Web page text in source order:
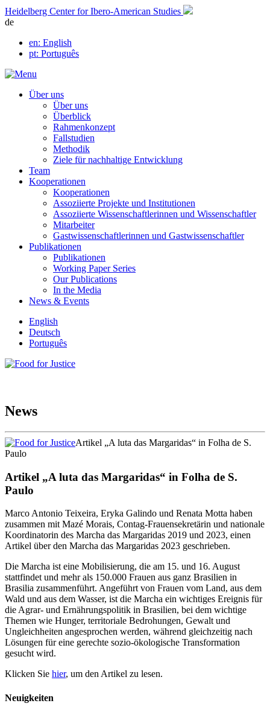
Skip
to
Heidelberg Center for Ibero-American Studies
de
en: English
pt: Português
Über uns
Über uns
Überblick
Rahmenkonzept
Fallstudien
Methodik
Ziele für nachhaltige Entwicklung
Team
Kooperationen
Kooperationen
Assoziierte Projekte und Institutionen
Assoziierte Wissenschaftlerinnen und Wissenschaftler
Mitarbeiter
Gastwissenschaftlerinnen und Gastwissenschaftler
Publikationen
Publikationen
Working Paper Series
Our Publications
In the Media
News & Events
English
Deutsch
Português
News
Artikel „A luta das Margaridas“ in Folha de S.
Paulo
Artikel „A luta das Margaridas“ in Folha de S.
Paulo
Marco Antonio Teixeira, Eryka Galindo und Renata Motta haben
zusammen mit Mazé Morais, Contag-Frauensekretärin und nationale
Koordinatorin des Marcha das Margaridas 2019 und 2023, einen
Artikel über den Marcha das Margaridas 2023 geschrieben.
Die Marcha ist eine Mobilisierung, die am 15. und 16. August
stattfindet und mehr als 150.000 Frauen aus ganz Brasilien in
Brasilia zusammenführt. Angeführt von Frauen vom Land, aus dem
Wald und aus dem Wasser, ist die Marcha ein wichtiges Ereignis für
die Agrar- und Ernährungspolitik in Brasilien, bei dem wichtige
Themen wie Hunger, territoriale Bedrohungen, Gewalt und
Ungleichheiten angesprochen werden, während gleichzeitig nach
Lösungen für eine gerechte sozio-ökologische Transformation
gesucht wird.
Klicken Sie hier, um den Artikel zu lesen.
Neuigkeiten